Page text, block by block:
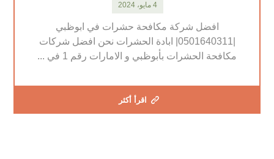
4 مايو، 2024
افضل شركة مكافحة حشرات في ابوظبي
|0501640311| ابادة الحشرات نحن افضل شركات
مكافحة الحشرات بأبوظبي و الامارات رقم 1 في ...
اقرأ أكثر